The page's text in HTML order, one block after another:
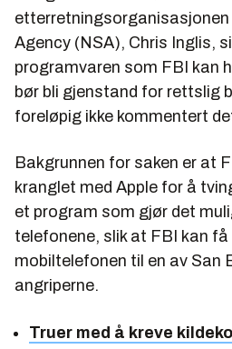
Agency (NSA), Chris Inglis,
programvaren som FBI kan
bør bli gjenstand for rettslig
foreløpig ikke kommentert
Bakgrunnen for saken er at
kranglet med Apple for å
et program som gjør det
telefonene, slik at FBI kan
mobiltelefonen til en av San
angriperne.
Truer med å kreve